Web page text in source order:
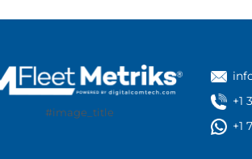
#image_title
+1
+1